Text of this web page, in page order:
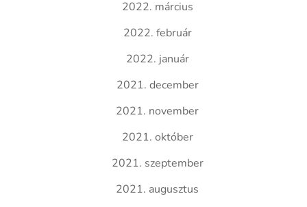
2022. március
2022. február
2022. január
2021. december
2021. november
2021. október
2021. szeptember
2021. augusztus